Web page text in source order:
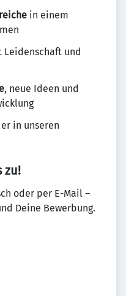
in einem
Leidenschaft und
, neue Ideen und
in unseren
zu!
oder per E-Mail –
Deine Bewerbung.